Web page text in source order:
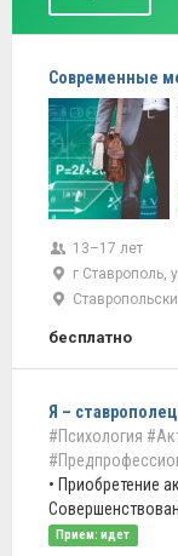
Современные
13–17 лет
г Ставрополь,
бесплатно
Я –
#Психология
• Приобретение
Прием: идет